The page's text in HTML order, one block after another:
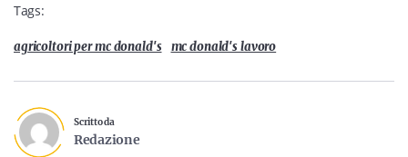
Tags:
agricoltori per mc donald's mc donald's lavoro
Scritto da
Redazione